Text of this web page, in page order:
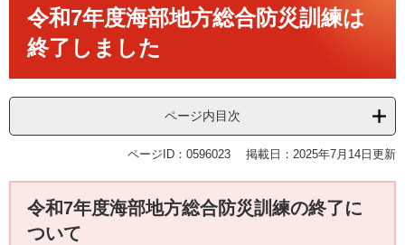
令和7年度海部地方総合防災訓練は
終了しました
ページ内目次
ページID：0596023 掲載日：2025年7月14日更新
令和7年度海部地方総合防災訓練の終了に
ついて